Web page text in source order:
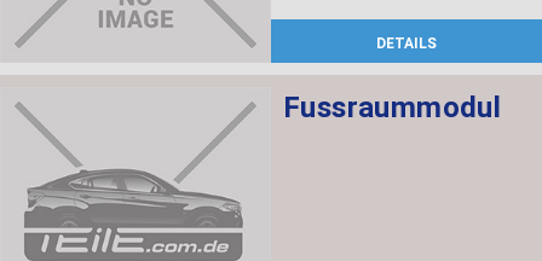
DETAILS
Fussraummodul